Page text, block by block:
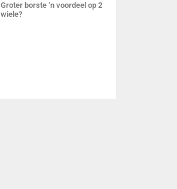
Groter borste ‘n voordeel op 2
wiele?